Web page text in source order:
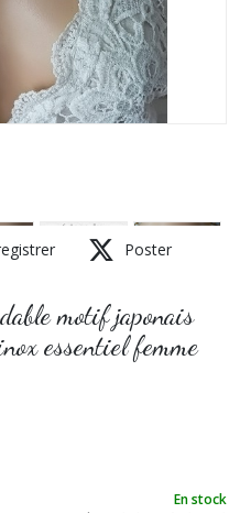
Poster
motif japonais
essentiel femme
En stock